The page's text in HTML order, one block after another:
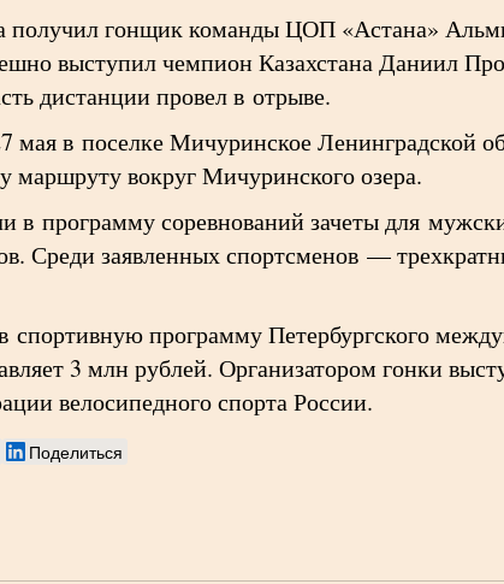
получил гонщик команды ЦОП «Астана»
выступил чемпион Казахстана Даниил
дистанции провел в отрыве.
мая в поселке Мичуринское Ленинградской
маршруту вокруг Мичуринского озера.
в программу соревнований зачеты для
Среди заявленных спортсменов —
спортивную программу Петербургского
3 млн рублей. Организатором гонки
велосипедного спорта России.
Поделиться